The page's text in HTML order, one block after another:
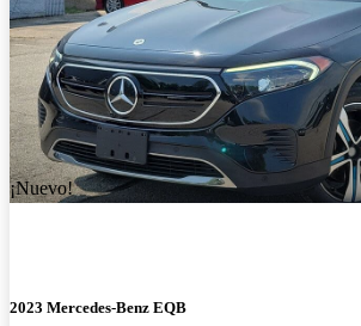
¡Nuevo!
2023 Mercedes-Benz EQB